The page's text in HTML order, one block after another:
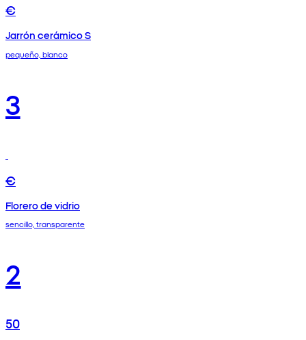
€
Jarrón cerámico S
pequeño, blanco
3
€
Florero de vidrio
sencillo, transparente
2
50